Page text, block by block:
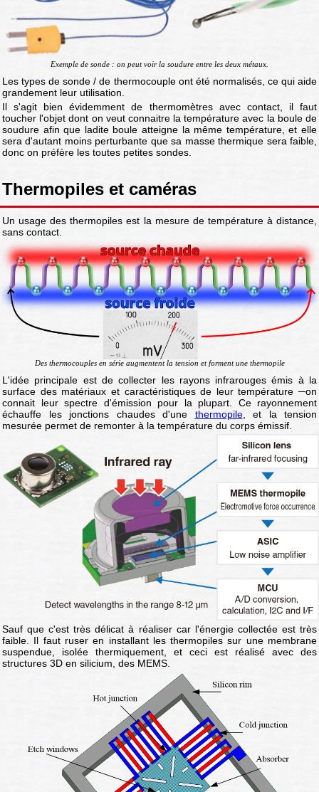
Exemple de sonde : on peut voir la soudure entre les deux métaux.
Les types de sonde / de thermocouple ont été normalisés, ce qui aide
grandement leur utilisation.
Il s'agit bien évidemment de thermomètres avec contact, il faut
toucher l'objet dont on veut connaitre la température avec la boule de
soudure afin que ladite boule atteigne la même température, et elle
sera d'autant moins perturbante que sa masse thermique sera faible,
donc on préfère les toutes petites sondes.
Thermopiles et caméras
Un usage des thermopiles est la mesure de température à distance,
sans contact.
Des thermocouples en série augmentent la tension et forment une thermopile
L'idée principale est de collecter les rayons infrarouges émis à la
surface des matériaux et caractéristiques de leur température ─on
connait leur spectre d'émission pour la plupart. Ce rayonnement
échauffe les jonctions chaudes d'une thermopile, et la tension
mesurée permet de remonter à la température du corps émissif.
Sauf que c'est très délicat à réaliser car l'énergie collectée est très
faible. Il faut ruser en installant les thermopiles sur une membrane
suspendue, isolée thermiquement, et ceci est réalisé avec des
structures 3D en silicium, des MEMS.